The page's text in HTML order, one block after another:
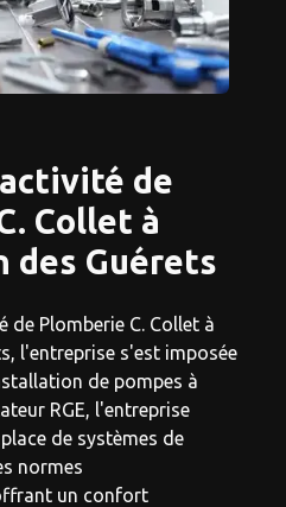
de
Collet à
des Guérets
de Plomberie C. Collet à
l'entreprise s'est imposée
de pompes à
RGE, l'entreprise
de systèmes de
normes
un confort